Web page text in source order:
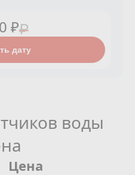
₽₽
дату
воды
Цена